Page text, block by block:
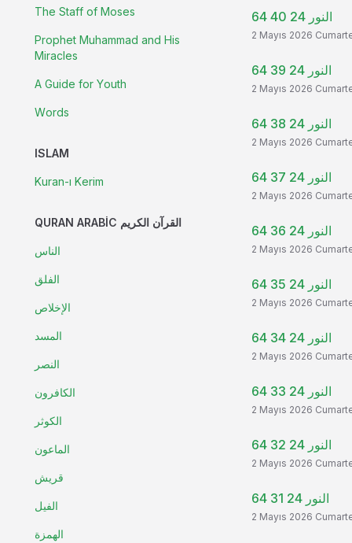
The Staff of Moses
Prophet Muhammad and His
Miracles
A Guide for Youth
Words
ISLAM
Kuran-ı Kerim
QURAN ARABIC القرآن الكريم
الناس
الفلق
الإخلاص
المسد
النصر
الكافرون
الكوثر
الماعون
قريش
الفيل
الهمزة
النور 24 40 64
2 Mayıs 2026
النور 24 39 64
2 Mayıs 2026
النور 24 38 64
2 Mayıs 2026
النور 24 37 64
2 Mayıs 2026
النور 24 36 64
2 Mayıs 2026
النور 24 35 64
2 Mayıs 2026
النور 24 34 64
2 Mayıs 2026
النور 24 33 64
2 Mayıs 2026
النور 24 32 64
2 Mayıs 2026
النور 24 31 64
2 Mayıs 2026